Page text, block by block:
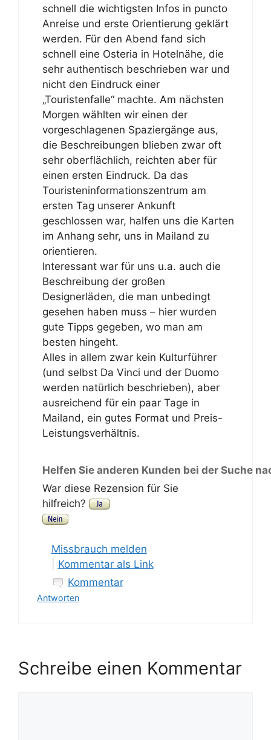
schnell die wichtigsten Infos in puncto
Anreise und erste Orientierung geklärt
werden. Für den Abend fand sich
schnell eine Osteria in Hotelnähe, die
sehr authentisch beschrieben war und
nicht den Eindruck einer
„Touristenfalle“ machte. Am nächsten
Morgen wählten wir einen der
vorgeschlagenen Spaziergänge aus,
die Beschreibungen blieben zwar oft
sehr oberflächlich, reichten aber für
einen ersten Eindruck. Da das
Touristeninformationszentrum am
ersten Tag unserer Ankunft
geschlossen war, halfen uns die Karten
im Anhang sehr, uns in Mailand zu
orientieren.
Interessant war für uns u.a. auch die
Beschreibung der großen
Designerläden, die man unbedingt
gesehen haben muss – hier wurden
gute Tipps gegeben, wo man am
besten hingeht.
Alles in allem zwar kein Kulturführer
(und selbst Da Vinci und der Duomo
werden natürlich beschrieben), aber
ausreichend für ein paar Tage in
Mailand, ein gutes Format und Preis-
Leistungsverhältnis.
Helfen Sie anderen Kunden bei der Suche
War diese Rezension für Sie
hilfreich?
Missbrauch melden
Kommentar als Link
Kommentar
Antworten
Schreibe einen Kommentar